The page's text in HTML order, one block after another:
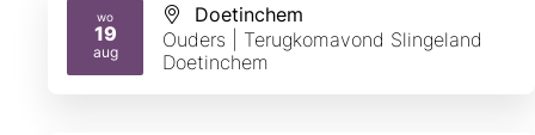
wo
19
aug
2026
Doetinchem
Ouders | Terugkomavond Slingeland
Doetinchem